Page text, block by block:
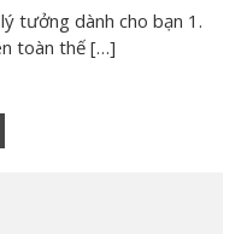
tưởng dành cho bạn 1.
toàn thế […]